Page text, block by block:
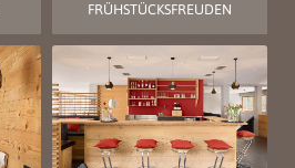
FRÜHSTÜCKSFREUDEN